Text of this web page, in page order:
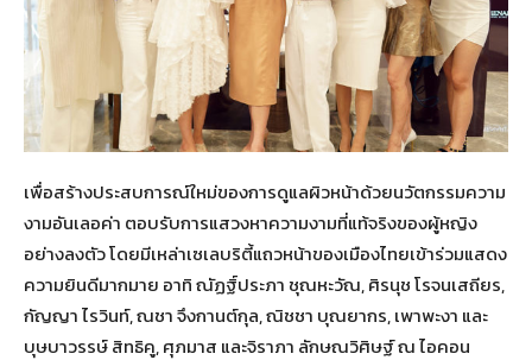
เพื่อสร้างประสบการณ์ใหม่ของการดูแลผิวหน้าด้วยนวัตกรรมความ
งามอันเลอค่า ตอบรับการแสวงหาความงามที่แท้จริงของผู้หญิง
อย่างลงตัว โดยมีเหล่าเซเลบริตี้แถวหน้าของเมืองไทยเข้าร่วมแสดง
ความยินดีมากมาย อาทิ ณัฏฐิ์ประภา ชุณหะวัณ, ศิรนุช โรจนเสถียร,
กัญญา ไรวินท์, ณชา จึงกานต์กุล, ณิชชา บุณยากร, เพาพะงา และ
บุษบาวรรษ์ สิทธิคู, ศุภมาส และจิราภา ลักษณวิศิษฐ์ ณ ไอคอน